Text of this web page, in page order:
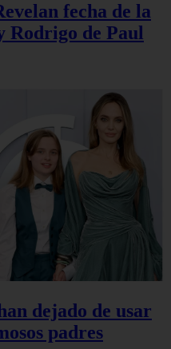
fecha de la
Rodrigo de Paul
dejado de usar
padres